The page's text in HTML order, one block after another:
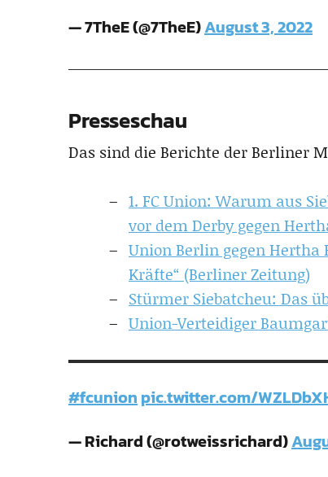
— 7TheE (@7TheE)August 3, 2022
Presseschau
Das sind die Berichte der Berliner
1. FC Union: Warum aus
vor dem Derby gegen
Union Berlin gegen Hertha
Kräfte“ (Berliner Zeitung)
Stürmer Siebatcheu: Das
Union-Verteidiger
#fcunionpic.twitter.com/
— Richard (@rotweissrichard)